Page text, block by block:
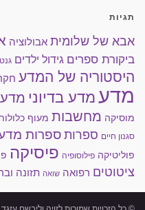
תגיות
אבא של שלומית אבולוציה
ביקורת ספרים גידול ילדים
היסטוריה של המדע
מדע מדע בדיוני
מוסיקה מחשבות מעוף
סגנון חיים ספרותספרות מדע
פוליטיקה פילוסופיה פיסיקה
ציטוטים רפואה שואה תזונה